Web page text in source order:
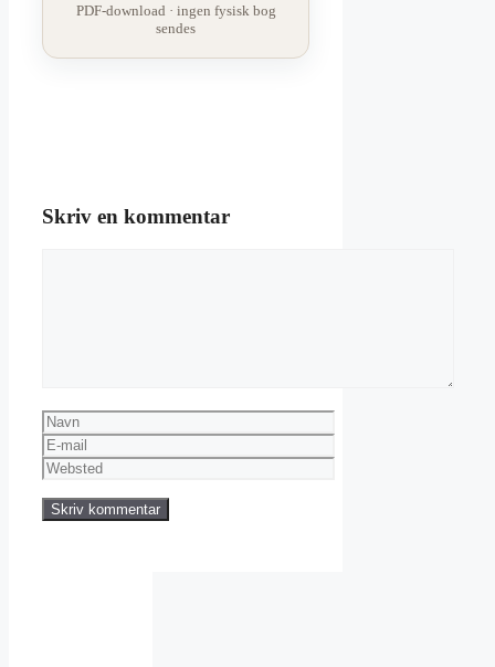
PDF-download · ingen fysisk bog
sendes
Skriv en kommentar
Navn
E-
mail
Websted